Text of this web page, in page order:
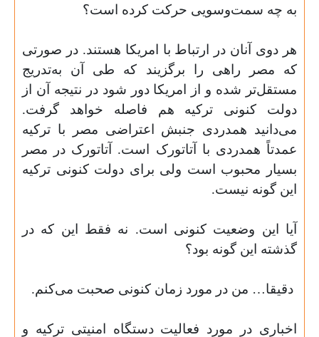
به چه سمت‌وسویی حرکت کرده است؟
هر دوی آنان در ارتباط با امریکا هستند. در صورتی
که مصر راهی را برگزیند که طی آن به‌تدریج
مستقل‌تر شده و از امریکا دور شود در نتیجه آن از
دولت کنونی ترکیه هم فاصله خواهد گرفت.
می‌دانید همدردی جنبش اعتراضی مصر با ترکیه
عمدتاً همدردی با آتاتورک است. آتاتورک در مصر
بسیار محبوب است ولی برای دولت کنونی ترکیه
این گونه نیست.
آیا این وضعیت کنونی است. نه فقط این که در
گذشته این گونه بود؟
دقیقا… من در مورد زمان کنونی صحبت می‌کنم.
اخباری در مورد فعالیت دستگاه امنیتی ترکیه و